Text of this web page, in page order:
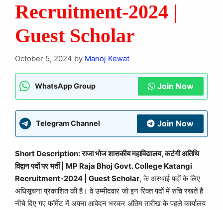
Recruitment-2024 |
Guest Scholar
October 5, 2024 by Manoj Kewat
WhatsApp Group Join Now
Telegram Channel Join Now
Short Description: राजा भोज शासकीय महाविद्यालय, कटंगी अतिथि
विद्वान पदों पर भर्ती | MP Raja Bhoj Govt. College Katangi
Recruitment-2024 | Guest Scholar, के अस्थाई पदों के लिए
अधिसूचना प्रकाशित की है। वे उम्मीदवार जो इन रिक्त पदों में रुचि रखते हैं
नीचे दिए गए फॉर्मेट में अपना आवेदन भरकर अंतिम तारीख के पहले कार्यालय